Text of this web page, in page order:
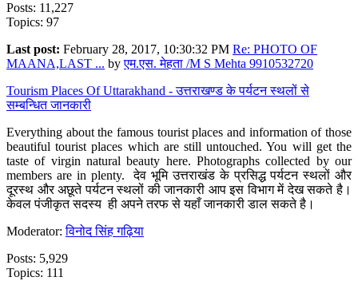
Posts: 11,227
Topics: 97
Last post: February 28, 2017, 10:30:32 PM Re: PHOTO OF
MAANA,LAST ... byएम.एस. मेहता /M S Mehta 9910532720
Tourism Places Of Uttarakhand - उत्तराखण्ड के पर्यटन स्थलों से
सम्बन्धित जानकारी
Everything about the famous tourist places and information of those
beautiful tourist places which are still untouched. You will get the
taste of virgin natural beauty here. Photographs collected by our
members are in plenty. देव भूमि उत्तराखंड के प्रसिद्ध पर्यटन स्थलों और
दूरस्थ और अछूते पर्यटन स्थलों की जानकारी आप इस विभाग में देख सकते है।
केवल पंजीकृत सदस्य ही अपने तरफ से यहाँ जानकारी डाल सकते है।
Moderator:विनोद सिंह गढ़िया
Posts: 5,929
Topics: 111